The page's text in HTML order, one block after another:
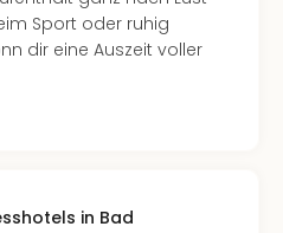
Sport oder ruhig
dir eine Auszeit voller
in Bad